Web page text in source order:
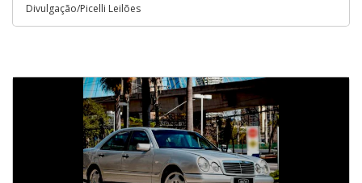
Divulgação/Picelli Leilões